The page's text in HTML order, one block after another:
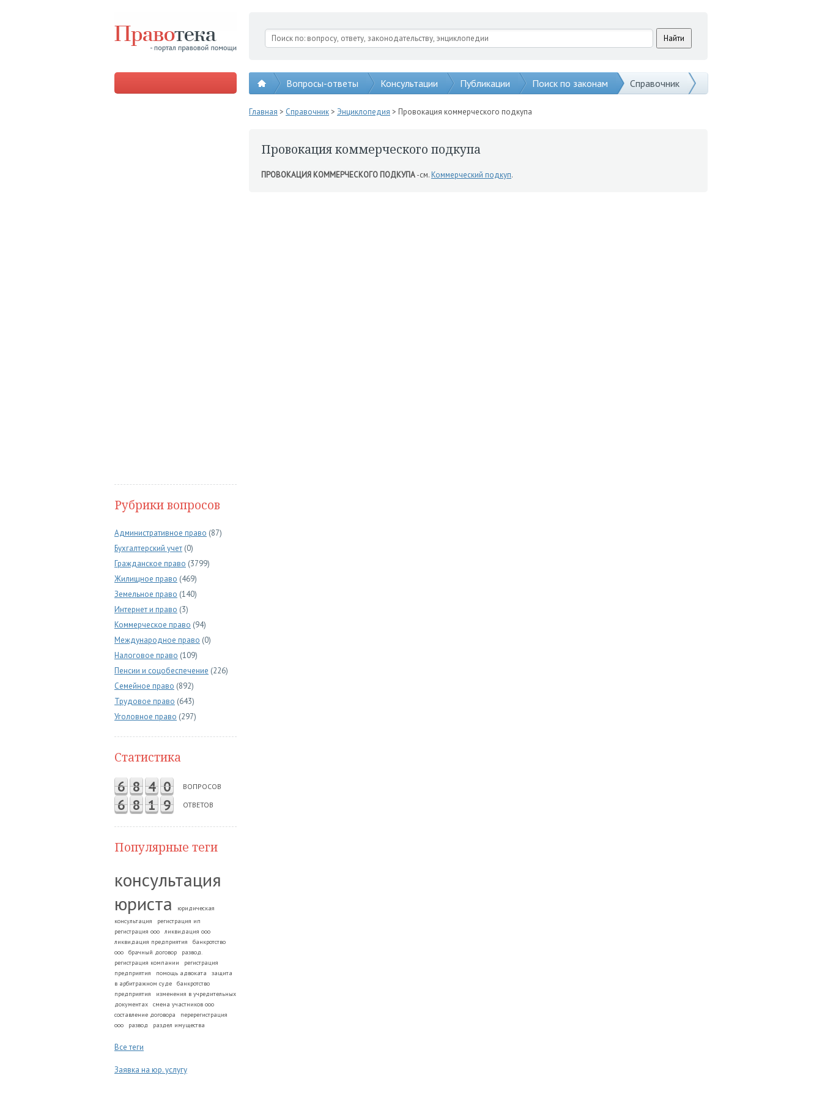
Вопросы-ответы Консультации Публикации Поиск по законам Справочник
Рубрики вопросов
Административное право (87)
Бухгалтерский учет (0)
Гражданское право (3799)
Жилищное право (469)
Земельное право (140)
Интернет и право (3)
Коммерческое право (94)
Международное право (0)
Налоговое право (109)
Пенсии и соцобеспечение (226)
Семейное право (892)
Трудовое право (643)
Уголовное право (297)
Статистика
6 8 4 0 ВОПРОСОВ
6 8 1 9 ОТВЕТОВ
Популярные теги
консультация
юриста
юридическая
консультация
регистрация ип
регистрация ооо
ликвидация ооо
ликвидация предприятия
банкротство
ооо
брачный договор
развод.
регистрация компании
регистрация
предприятия
помощь адвоката
защита
в арбитражном суде
банкротство
предприятия
изменения в учредительных
документах
смена участников ооо
составление договора
перерегистрация
ооо
развод раздел имущества
Все теги
Заявка на юр. услугу
Главная > Справочник> Энциклопедия > Провокация коммерческого подкупа
Провокация коммерческого подкупа
ПРОВОКАЦИЯ КОММЕРЧЕСКОГО ПОДКУПА-см.Коммерческий подкуп.